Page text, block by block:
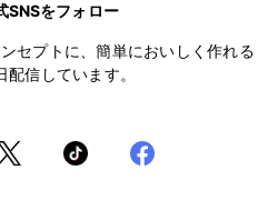
SNSをフォロー
セプトに、簡単においしく作れる
信しています。